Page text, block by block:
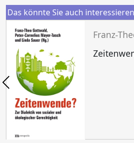
Das könnte Sie auch interessieren